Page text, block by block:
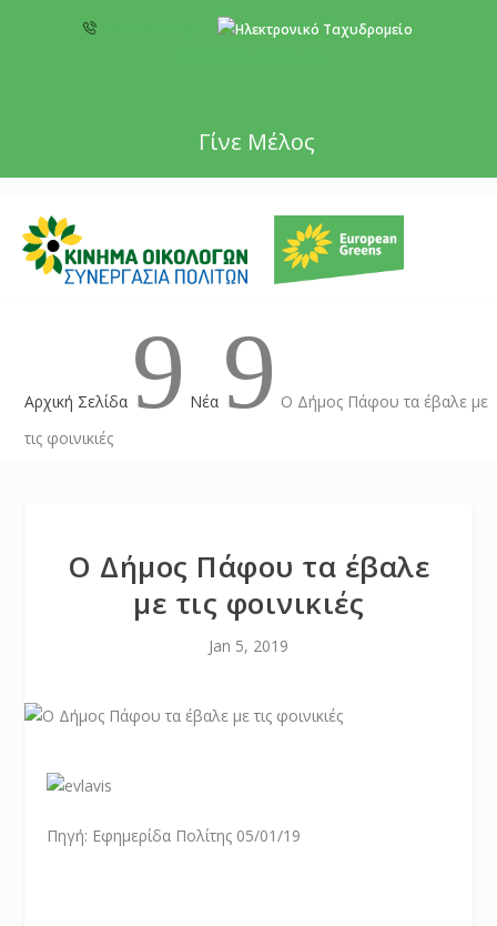
Γίνε Μέλος
Αρχική Σελίδα 9 Νέα 9 Ο Δήμος Πάφου τα έβαλε με
τις φοινικιές
Ο Δήμος Πάφου τα έβαλε
με τις φοινικιές
Jan 5, 2019
Πηγή: Εφημερίδα Πολίτης 05/01/19